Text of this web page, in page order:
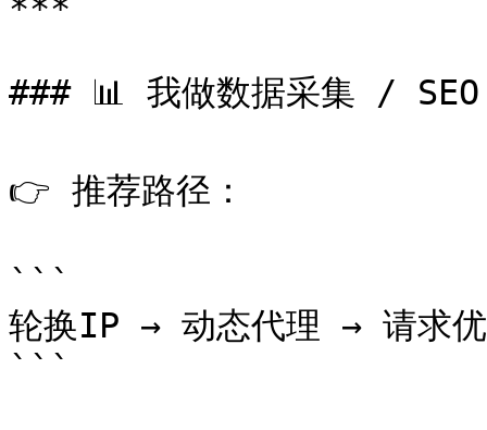
***
### 📊 我做数据采集 /
👉 推荐路径：
```
轮换IP → 动态代理 → 请求
```